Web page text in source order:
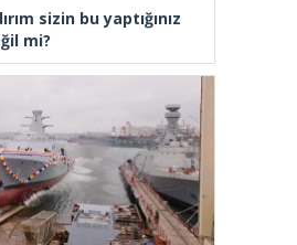
sizin bu yaptığınız
mi?